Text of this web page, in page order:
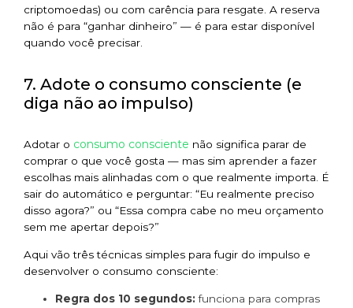
criptomoedas) ou com carência para resgate. A reserva
não é para “ganhar dinheiro” — é para estar disponível
quando você precisar.
7. Adote o consumo consciente (e
diga não ao impulso)
Adotar o consumo consciente não significa parar de
comprar o que você gosta — mas sim aprender a fazer
escolhas mais alinhadas com o que realmente importa. É
sair do automático e perguntar: “Eu realmente preciso
disso agora?” ou “Essa compra cabe no meu orçamento
sem me apertar depois?”
Aqui vão três técnicas simples para fugir do impulso e
desenvolver o consumo consciente:
Regra dos 10 segundos:funciona para compras